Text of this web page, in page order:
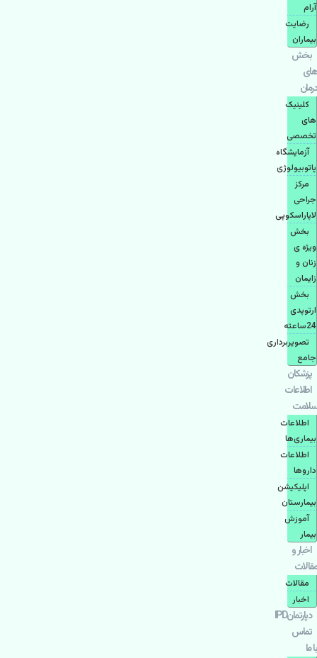
آرام
رضایت
بیماران
بخش
های
درمان
کلینیک
های
تخصصی
آزمایشگاه
پاتوبیولوژی
مرکز
جراحی
لاپاراسکوپی
بخش
ویژه ی
زنان و
زایمان
بخش
ارتوپدی
24ساعته
تصویربرداری
جامع
پزشكان
اطلاعات
سلامت
اطلاعات
بیماری‌ها
اطلاعات
دارو‌ها
اپليكيشن
بيمارستان
آموزش
بیمار
اخبار و
مقالات
مقالات
اخبار
دپارتمانIPD
تماس
با ما